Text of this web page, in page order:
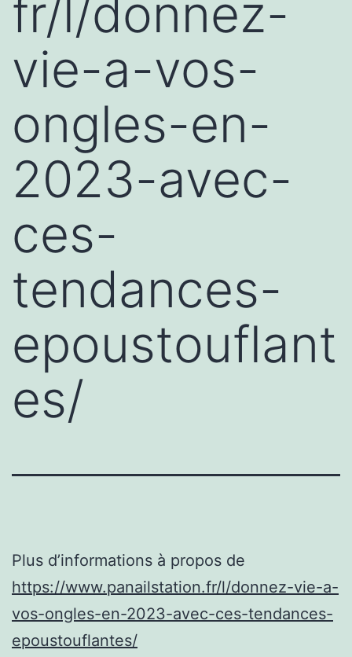
fr/l/donnez-
vie-a-vos-
ongles-en-
2023-avec-
ces-
tendances-
epoustouflant
es/
Plus d’informations à propos de
https://www.panailstation.fr/l/donnez-vie-a-
vos-ongles-en-2023-avec-ces-tendances-
epoustouflantes/